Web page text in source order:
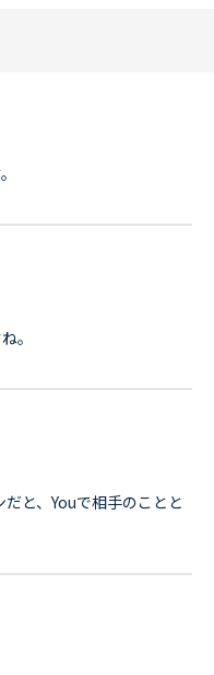
。
と、Youで相手のことと